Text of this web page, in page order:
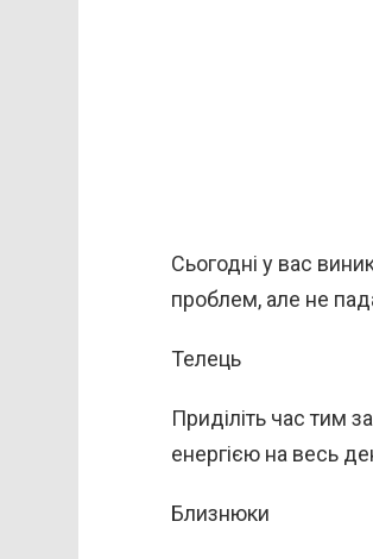
Сьогодні у вас
проблем, але не
Телець
Приділіть час тим
енергією на весь
Близнюки